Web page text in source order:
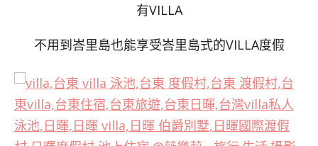
有VILLA
不用到峇里島也能享受峇里島式的VILLA度假